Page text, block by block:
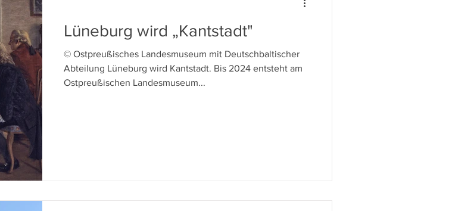
Lüneburg wird „Kantstadt"
© Ostpreußisches Landesmuseum mit Deutschbaltischer
Abteilung Lüneburg wird Kantstadt. Bis 2024 entsteht am
Ostpreußischen Landesmuseum...